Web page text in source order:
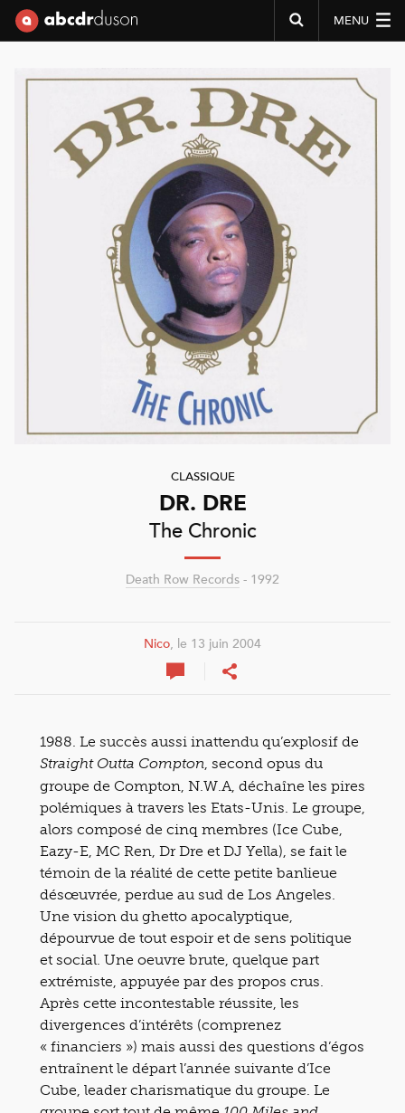
MENU
CLASSIQUE
DR. DRE
The Chronic
Death Row Records - 1992
Nico, le 13 juin 2004
1988. Le succès aussi inattendu qu’explosif de
Straight Outta Compton , second opus du
groupe de Compton, N.W.A, déchaîne les pires
polémiques à travers les Etats-Unis. Le groupe,
alors composé de cinq membres (Ice Cube,
Eazy-E, MC Ren, Dr Dre et DJ Yella), se fait le
témoin de la réalité de cette petite banlieue
désœuvrée, perdue au sud de Los Angeles.
Une vision du ghetto apocalyptique,
dépourvue de tout espoir et de sens politique
et social. Une oeuvre brute, quelque part
extrémiste, appuyée par des propos crus.
Après cette incontestable réussite, les
divergences d’intérêts (comprenez
« financiers ») mais aussi des questions d’égos
entraînent le départ l’année suivante d’Ice
Cube, leader charismatique du groupe. Le